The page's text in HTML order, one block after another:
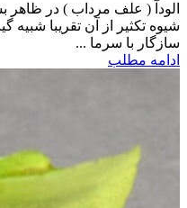
الودآ ( علف مرداب ) در ظاهر
شیوه تکثیر از آن تقریبا شبیه
سازگار با سرما ...
ادامه مطلب